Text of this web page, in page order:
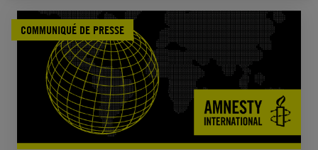
COMMUNIQUÉ DE PRESSE